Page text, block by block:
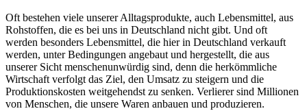
Oft bestehen viele unserer Alltagsprodukte, auch Lebensmittel, aus
Rohstoffen, die es bei uns in Deutschland nicht gibt. Und oft
werden besonders Lebensmittel, die hier in Deutschland verkauft
werden, unter Bedingungen angebaut und hergestellt, die aus
unserer Sicht menschenunwürdig sind, denn die herkömmliche
Wirtschaft verfolgt das Ziel, den Umsatz zu steigern und die
Produktionskosten weitgehendst zu senken. Verlierer sind Millionen
von Menschen, die unsere Waren anbauen und produzieren.